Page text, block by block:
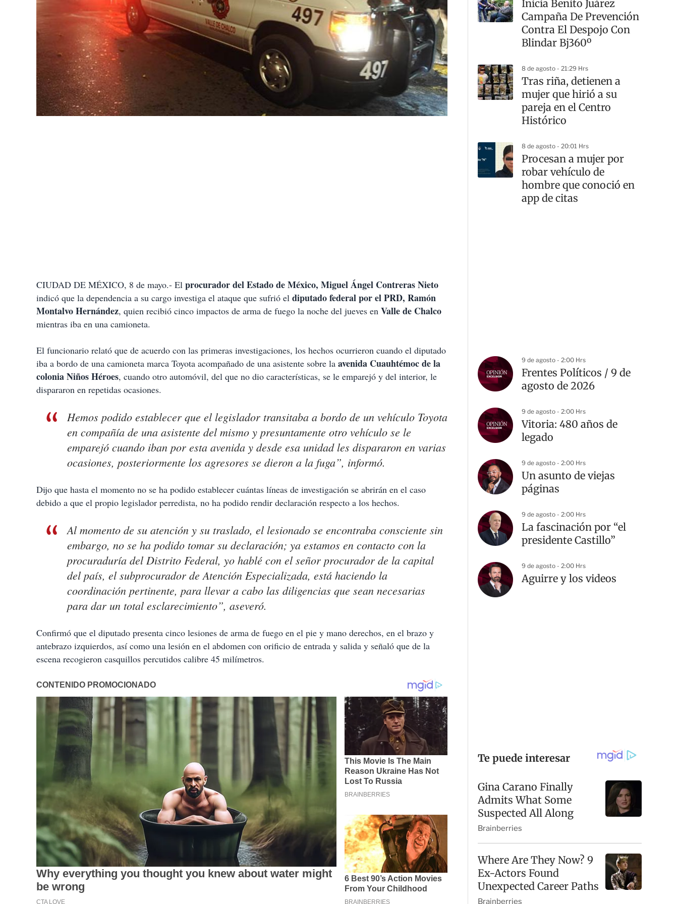
CIUDAD DE MÉXICO, 8 de mayo.- El procurador del Estado de México, Miguel Ángel Contreras Nieto
indicó que la dependencia a su cargo investiga el ataque que sufrió el diputado federal por el PRD, Ramón
Montalvo Hernández, quien recibió cinco impactos de arma de fuego la noche del jueves en Valle de Chalco
mientras iba en una camioneta.
El funcionario relató que de acuerdo con las primeras investigaciones, los hechos ocurrieron cuando el diputado
iba a bordo de una camioneta marca Toyota acompañado de una asistente sobre la avenida Cuauhtémoc de la
colonia Niños Héroes, cuando otro automóvil, del que no dio características, se le emparejó y del interior, le
dispararon en repetidas ocasiones.
Hemos podido establecer que el legislador transitaba a bordo de un vehículo Toyota
en compañía de una asistente del mismo y presuntamente otro vehículo se le
emparejó cuando iban por esta avenida y desde esa unidad les dispararon en varias
ocasiones, posteriormente los agresores se dieron a la fuga”, informó.
Dijo que hasta el momento no se ha podido establecer cuántas líneas de investigación se abrirán en el caso
debido a que el propio legislador perredista, no ha podido rendir declaración respecto a los hechos.
Al momento de su atención y su traslado, el lesionado se encontraba consciente sin
embargo, no se ha podido tomar su declaración; ya estamos en contacto con la
procuraduría del Distrito Federal, yo hablé con el señor procurador de la capital
del país, el subprocurador de Atención Especializada, está haciendo la
coordinación pertinente, para llevar a cabo las diligencias que sean necesarias
para dar un total esclarecimiento”, aseveró.
Confirmó que el diputado presenta cinco lesiones de arma de fuego en el pie y mano derechos, en el brazo y
antebrazo izquierdos, así como una lesión en el abdomen con orificio de entrada y salida y señaló que de la
escena recogieron casquillos percutidos calibre 45 milímetros.
Inicia Benito Juárez
Campaña De Prevención
Contra El Despojo Con
Blindar Bj360º
8 de agosto - 21:29 Hrs
Tras riña, detienen a
mujer que hirió a su
pareja en el Centro
Histórico
8 de agosto - 20:01 Hrs
Procesan a mujer por
robar vehículo de
hombre que conoció en
app de citas
9 de agosto - 2:00 Hrs
Frentes Políticos / 9 de
agosto de 2026
9 de agosto - 2:00 Hrs
Vitoria: 480 años de
legado
9 de agosto - 2:00 Hrs
Un asunto de viejas
páginas
9 de agosto - 2:00 Hrs
La fascinación por “el
presidente Castillo”
9 de agosto - 2:00 Hrs
Aguirre y los videos